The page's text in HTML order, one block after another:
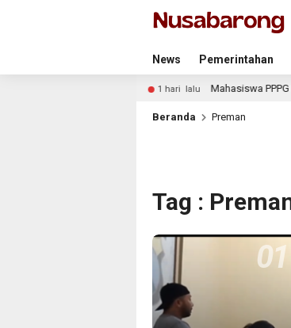
News Pemerintahan
1 hari lalu Mahasiswa PPPG
Beranda Preman
Tag :